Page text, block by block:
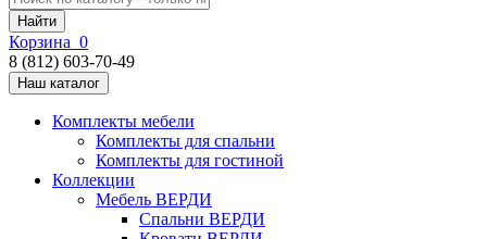
Найти
Корзина 0
8 (812) 603-70-49
Наш каталог
Комплекты мебели
Комплекты для спальни
Комплекты для гостиной
Коллекции
Мебель ВЕРДИ
Спальни ВЕРДИ